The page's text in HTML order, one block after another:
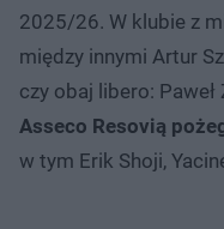
2025/26. W klubie z
między innymi Artur
czy obaj libero:
Asseco Resovią
w tym Erik Shoji,